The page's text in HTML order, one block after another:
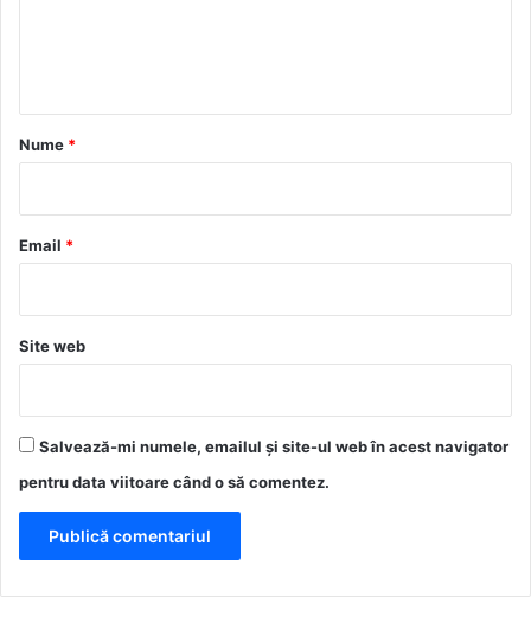
r
*
Nume *
Email *
Site web
Salvează-mi numele, emailul și site-ul web în acest navigator
pentru data viitoare când o să comentez.